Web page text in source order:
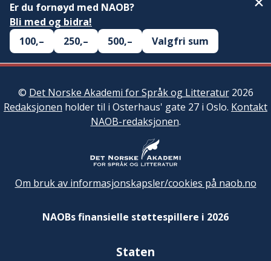
Er du fornøyd med NAOB?
Bli med og bidra!
100,–
250,– 500,– Valgfri sum
© Det Norske Akademi for Språk og Litteratur2026
Redaksjonen holder til i Osterhaus' gate 27 i Oslo. Kontakt
NAOB-redaksjonen.
Om bruk av informasjonskapsler/cookies på naob.no
NAOBs finansielle støttespillere i 2026
Staten